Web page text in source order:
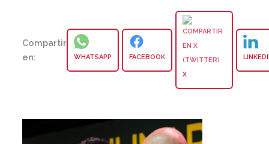
Compartir
en:
WHATSAPP FACEBOOK
X